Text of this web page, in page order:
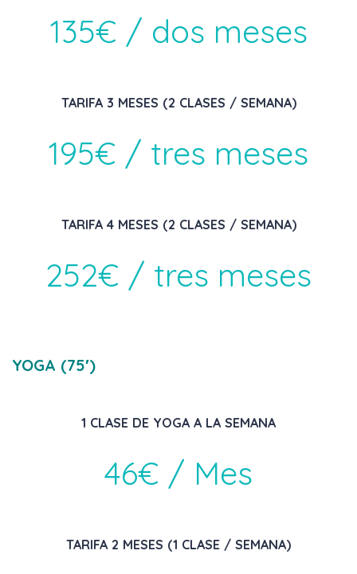
135€ / dos meses
TARIFA 3 MESES (2 CLASES / SEMANA)
195€ / tres meses
TARIFA 4 MESES (2 CLASES / SEMANA)
252€ / tres meses
YOGA (75′)
1 CLASE DE YOGA A LA SEMANA
46€ / Mes
TARIFA 2 MESES (1 CLASE / SEMANA)